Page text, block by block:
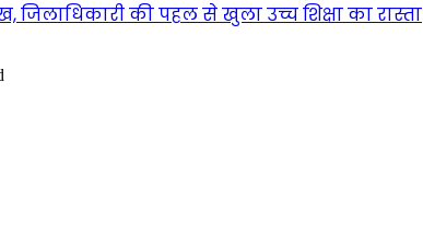
जिलाधिकारी की पहल से खुला उच्च शिक्षा का रास्ता